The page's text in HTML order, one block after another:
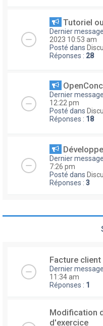
Tutoriel
Dernier
2023 10:53 am
Posté dans
Réponses : 28
Dernier
12:22 pm
Posté dans
Réponses : 18
Dernier
7:26 pm
Posté dans
Réponses : 3
Facture
Dernier
11:34 am
Réponses : 1
Modification
d'exercice